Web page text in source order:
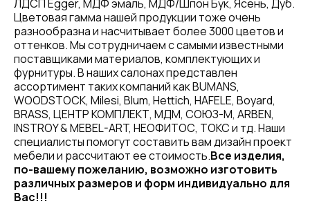
ЛДСП Egger, МДФ эмаль, МДФ/Шпон Бук, Ясень, Дуб.
Цветовая гамма нашей продукции тоже очень
разнообразна и насчитывает более 3000 цветов и
оттенков. Мы сотрудничаем с самыми известными
поставщиками материалов, комплектующих и
фурнитуры. В наших салонах представлен
ассортимент таких компаний как BUMANS,
WOODSTOCK, Milesi, Blum, Hettich, HAFELE, Boyard,
BRASS, ЦЕНТР КОМПЛЕКТ, МДМ, СОЮЗ-М, ARBEN,
INSTROY & MEBEL-ART, НЕОФИТОС, ТОКС и тд. Наши
специалисты помогут составить вам дизайн проект
мебели и рассчитают ее стоимость.Все изделия,
по-вашему пожеланию, возможно изготовить
различных размеров и форм индивидуально для
Вас!!!